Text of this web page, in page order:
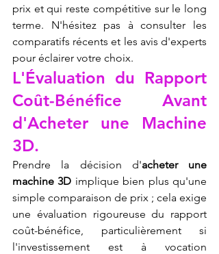
prix et qui reste compétitive sur le long
terme. N'hésitez pas à consulter les
comparatifs récents et les avis d'experts
pour éclairer votre choix.
L'Évaluation du Rapport
Coût-Bénéfice Avant
d'Acheter une Machine
3D.
Prendre la décision d'acheter une
machine 3D implique bien plus qu'une
simple comparaison de prix ; cela exige
une évaluation rigoureuse du rapport
coût-bénéfice, particulièrement si
l'investissement est à vocation